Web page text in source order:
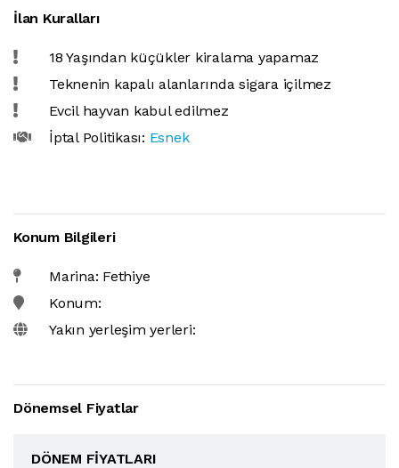
İlan Kuralları
18 Yaşından küçükler kiralama yapamaz
Teknenin kapalı alanlarında sigara içilmez
Evcil hayvan kabul edilmez
İptal Politikası: Esnek
Konum Bilgileri
Marina: Fethiye
Konum:
Yakın yerleşim yerleri:
Dönemsel Fiyatlar
DÖNEM FIYATLARI